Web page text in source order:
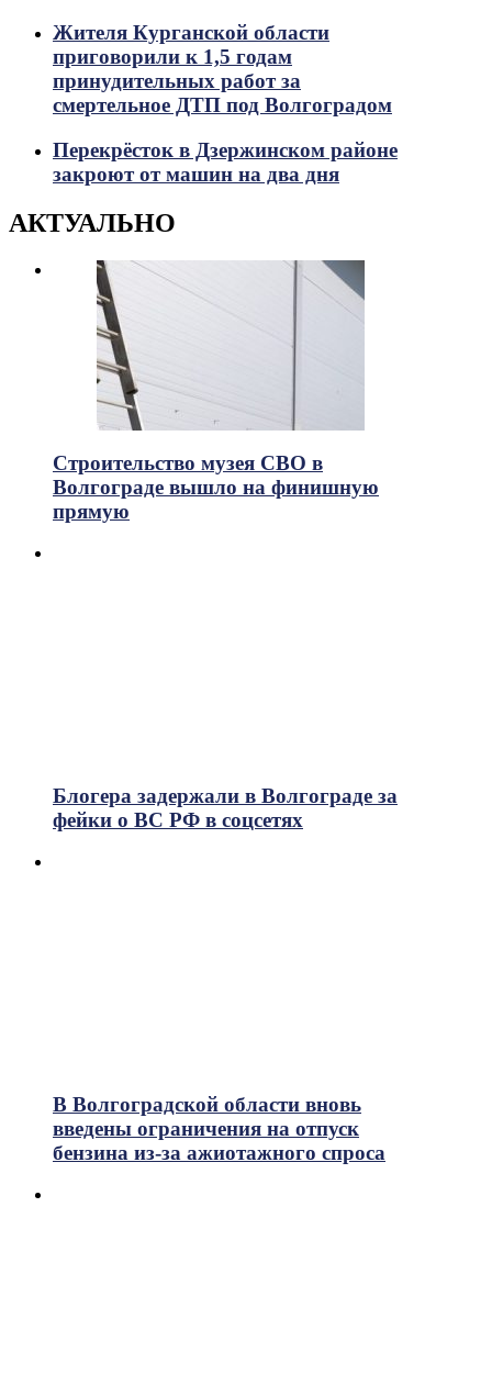
Жителя Курганской области
приговорили к 1,5 годам
принудительных работ за
смертельное ДТП под Волгоградом
Перекрёсток в Дзержинском районе
закроют от машин на два дня
АКТУАЛЬНО
Строительство музея СВО в
Волгограде вышло на финишную
прямую
Блогера задержали в Волгограде за
фейки о ВС РФ в соцсетях
В Волгоградской области вновь
введены ограничения на отпуск
бензина из-за ажиотажного спроса